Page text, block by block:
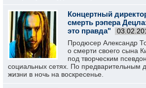
Концертный
смерть рэпера
это правда"
Продюсер Александр
о смерти своего сына
под творческим
социальных сетях. По предварительным
жизни в ночь на воскресенье.